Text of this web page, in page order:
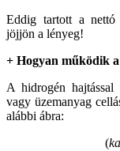
Eddig tartott a nettó
jöjjön a lényeg!
+ Hogyan működik
A hidrogén hajtással
vagy üzemanyag
alábbi ábra:
(